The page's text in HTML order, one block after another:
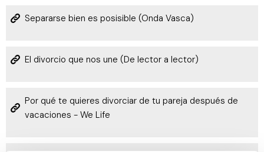
Separarse bien es posisible (Onda Vasca)
El divorcio que nos une (De lector a lector)
Por qué te quieres divorciar de tu pareja después de
vacaciones - We Life